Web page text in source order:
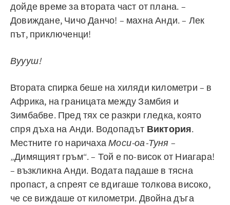
дойде време за втората част от плана. –
Довиждане, Чичо Данчо! – махна Анди. – Лек
път, приключенци!
Вуууш!
Втората спирка беше на хиляди километри – в
Африка, на границата между Замбия и
Зимбабве. Пред тях се разкри гледка, която
спря дъха на Анди. Водопадът Виктория.
Местните го наричахаМоси-оа-Туня –
„Димящият гръм“. – Той е по-висок от Ниагара!
– възкликна Анди. Водата падаше в тясна
пропаст, а спреят се вдигаше толкова високо,
че се виждаше от километри. Двойна дъга